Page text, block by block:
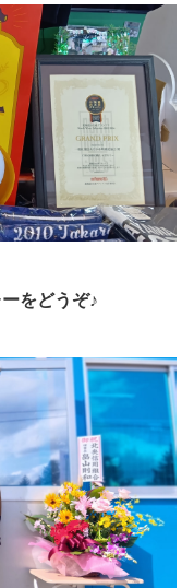
をどうぞ♪